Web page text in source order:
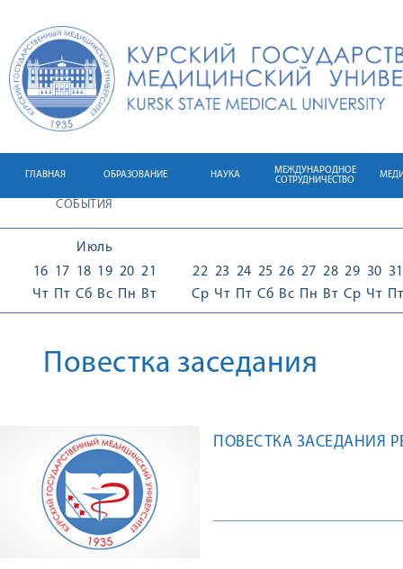
ГЛАВНАЯ ОБРАЗОВАНИЕ НАУКА
МЕЖДУНАРОДНОЕ
СОТРУДНИЧЕСТВО
СОБЫТИЯ
Июль
16
Чт
17
Пт
18
Сб
19
Вс
20
Пн
21
Вт
22
Ср
23
Чт
24
Пт
25
Сб
26
Вс
27
Пн
28
Вт
29
Ср
30
Чт
31
Пт
Повестка заседания
ПОВЕСТКА ЗАСЕДАНИЯ